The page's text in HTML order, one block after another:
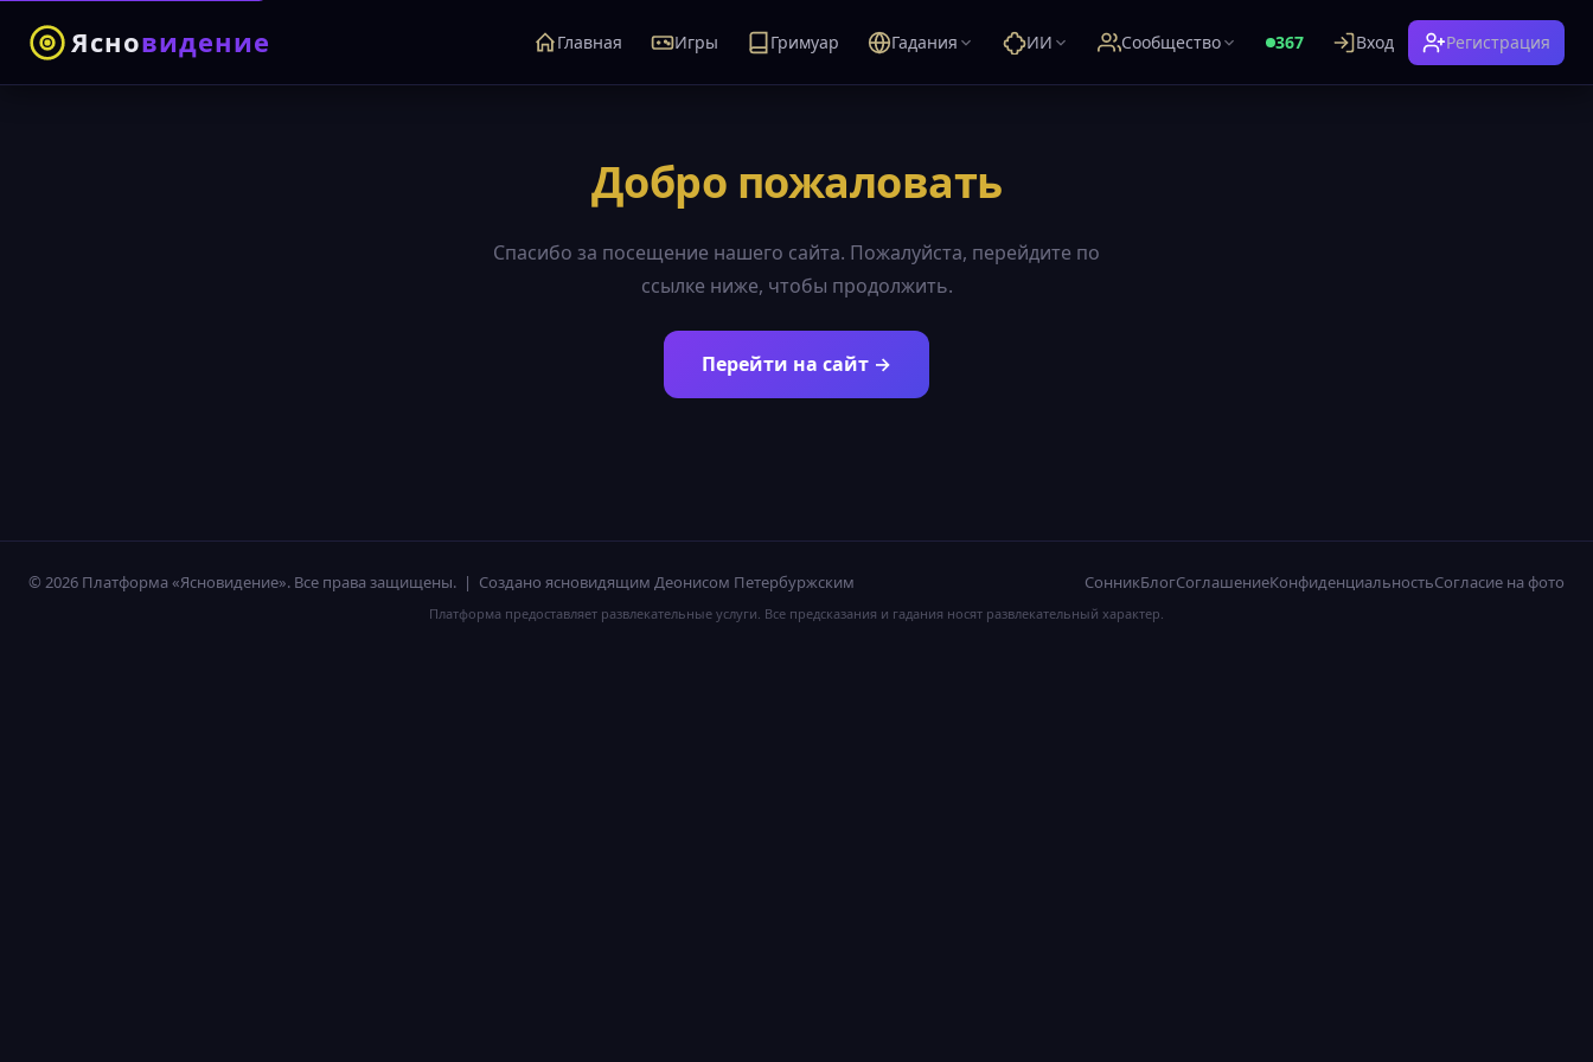
Ясновидение Главная Игры Гримуар Гадания ИИ Сообщество 367 Вход Регистрация
Добро пожаловать
Спасибо за посещение нашего сайта. Пожалуйста, перейдите по
ссылке ниже, чтобы продолжить.
Перейти на сайт →
© 2026 Платформа «Ясновидение». Все права защищены. | Создано ясновидящим Деонисом Петербуржским СонникБлогСоглашениеКонфиденциальностьСогласие на фото
Платформа предоставляет развлекательные услуги. Все предсказания и гадания носят развлекательный характер.